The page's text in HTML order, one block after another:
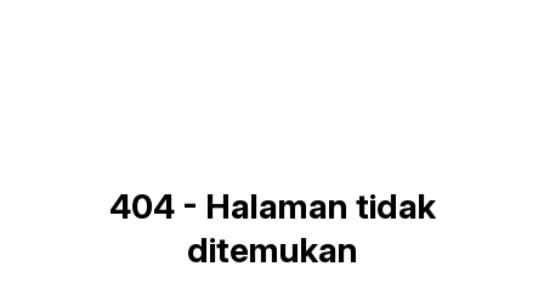
404- Halaman tidak
ditemukan